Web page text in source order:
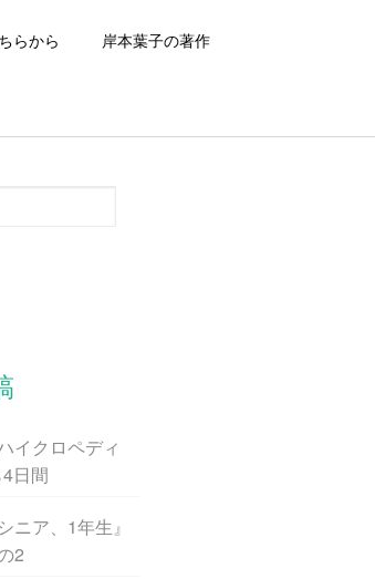
らから 岸本葉子の著作
イクロペディ
日間
ニア、1年生』
2